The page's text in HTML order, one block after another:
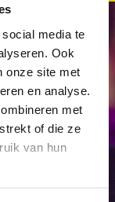
media te
Ook
onze site met
en analyse.
met
of die ze
van hun